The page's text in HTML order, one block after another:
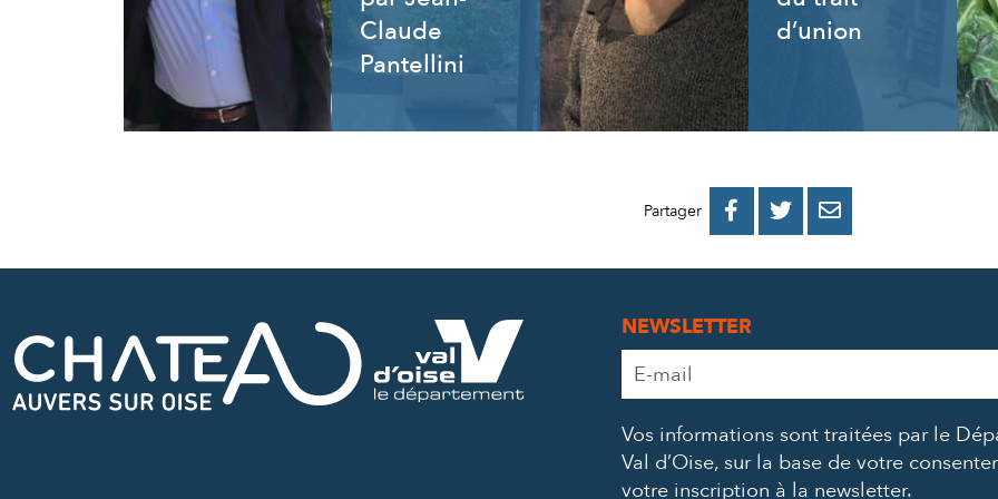
Claude
Pantellini
d’union
Partager 
PARTAGER
PARTAGER
PARTAGER
NEWSLETTER
Adresse
e-
*
Vos informations sont traitées par le
Val d’Oise, sur la base de votre
votre inscription à la newsletter.